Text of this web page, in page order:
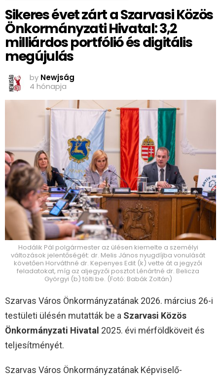
Sikeres évet zárt a Szarvasi Közös
Önkormányzati Hivatal: 3,2
milliárdos portfólió és digitális
megújulás
by Newjság
4 hónapja
Hodálik Pál polgármester az ülésen kiemelte a személyi
változások jelentőségét: dr. Melis János nyugdíjba vonulását
követően Horváthné dr. Kepenyes Edit (k) vette át a jegyzői
feladatokat, míg az aljegyzői posztot Lénártné dr. Belicza
Györgyi (b) tölti be. (Fotó: Babák Zoltán)
Szarvas Város Önkormányzatának 2026. március 26-i
testületi ülésén mutatták be a Szarvasi Közös
Önkormányzati Hivatal 2025. évi mérföldköveit és
teljesítményét.
Szarvas Város Önkormányzatának Képviselő-